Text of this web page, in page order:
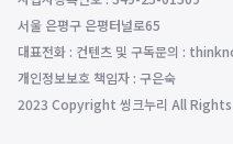
서울 은평구 은평터널로65
대표전화 : 컨텐츠 및 구독문의 :
개인정보보호 책임자 : 구은숙
2023 Copyright 씽크누리 All